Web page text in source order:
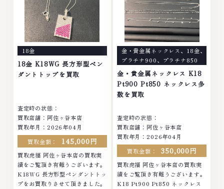
ュエリーや ブランド品・時計等
は特に自信を持って、高額査定を
実現しております。 古くて使わ
なくなってしまったアクセサリ
ー、動かなくなってしまった腕時
計、多くのお品物の高価買取りを
実現しており、他店ではお値段の
付かなかったお品物でも、一点一
～19:00定休日: 年中無休
ブランド品・時計等は特に自信を
持って、高額査定を実現しており
ます。 古くて使わなくなってし
まったアクセサリー、動かなくな
ってしまった腕時計、多くのお品
物の高価買取りを実現しており、
他店ではお値段の付かなかったお
品物でも、一点一点丁寧に無料で
査定します。お気軽にご連絡くだ
さい。TEL: 0120-959-764営
業時間: 10:00～19:00定休日: 年
18金
18金 K18WG 長方形型ペン
ダントトップを買取
査定時の状態：
買取店舗：阿佐ヶ谷本店
買取年月：2026年04月
買取金額：
145,000円
買取虎福 阿佐ヶ谷本店の買取実
績をご覧頂き有難うございます。
K18WG 長方形型ペンダントトッ
プをお買取りさせて頂きました。
金・貴金属ネックレス 、 18金、
プラチナ900、 プラチナ850
金・貴金属ネックレス K18
Pt900 Pt850 ネックレス多
数を買取
査定時の状態：
買取店舗：阿佐ヶ谷本店
買取年月：2026年04月
買取金額：
350,000円
買取虎福 阿佐ヶ谷本店の買取実
績をご覧頂き有難うございます。
K18 Pt900 Pt850 ネックレス